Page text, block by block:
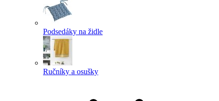
Podsedáky na židle
Ručníky a osušky